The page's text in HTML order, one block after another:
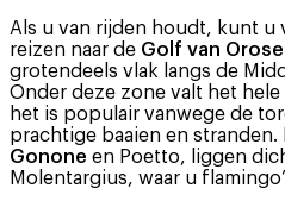
Als u van rijden houdt, kunt u
reizen naar de Golf van
grotendeels vlak langs de
Onder deze zone valt het
het is populair vanwege de
prachtige baaien en stranden.
Gonone en Poetto, liggen
Molentargius, waar u